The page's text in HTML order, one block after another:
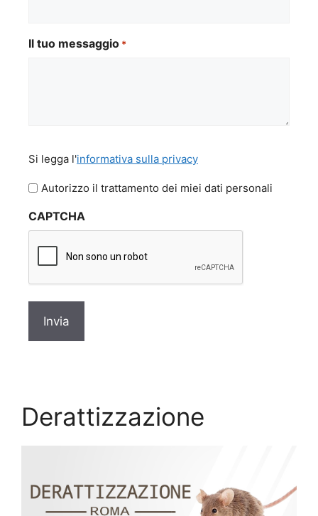
Il tuo messaggio *
legga
l'informativa
privacy
Si legga l'informativa sulla privacy
Autorizzo il trattamento dei miei dati personali
CAPTCHA
Derattizzazione